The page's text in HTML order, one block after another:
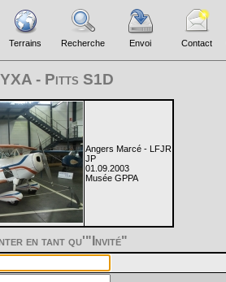
Terrains Recherche Envoi Contact
- Pitts S1D
Angers Marcé - LFJR
JP
01.09.2003
Musée GPPA
en tant qu'"Invité"